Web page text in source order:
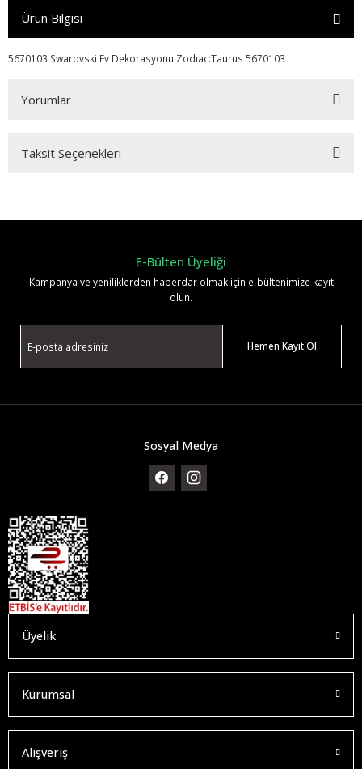
Ürün Bilgisi
5670103 Swarovski Ev Dekorasyonu Zodıac:Taurus 5670103
Yorumlar
Taksit Seçenekleri
E-Bülten Üyeliği
Kampanya ve yeniliklerden haberdar olmak için e-bültenimize kayıt
olun.
Hemen Kayıt Ol
Sosyal Medya
Üyelik
Kurumsal
Alışveriş